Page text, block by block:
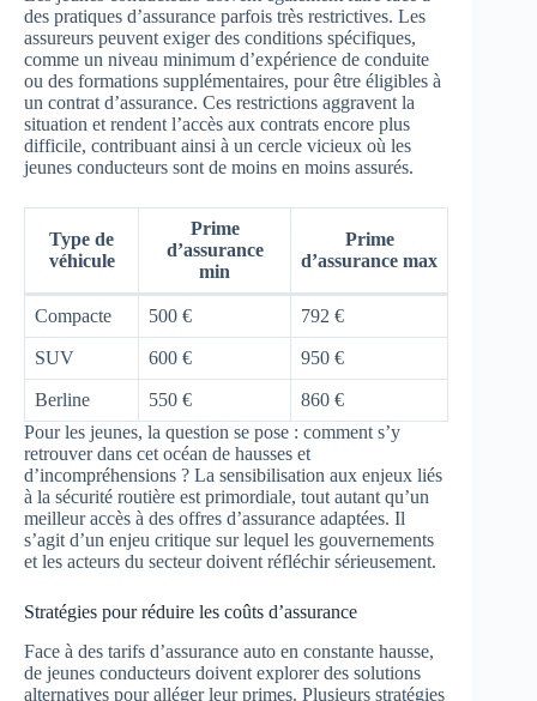
des pratiques d’assurance parfois très restrictives. Les
assureurs peuvent exiger des conditions spécifiques,
comme un niveau minimum d’expérience de conduite
ou des formations supplémentaires, pour être éligibles à
un contrat d’assurance. Ces restrictions aggravent la
situation et rendent l’accès aux contrats encore plus
difficile, contribuant ainsi à un cercle vicieux où les
jeunes conducteurs sont de moins en moins assurés.
Type de
véhicule
Prime
d’assurance
min
Prime
d’assurance max
Compacte 500 € 792 €
SUV 600 € 950 €
Berline 550 €
860 €
Pour les jeunes, la question se pose : comment s’y
retrouver dans cet océan de hausses et
d’incompréhensions ? La sensibilisation aux enjeux liés
à la sécurité routière est primordiale, tout autant qu’un
meilleur accès à des offres d’assurance adaptées. Il
s’agit d’un enjeu critique sur lequel les gouvernements
et les acteurs du secteur doivent réfléchir sérieusement.
Stratégies pour réduire les coûts d’assurance
Face à des tarifs d’assurance auto en constante hausse,
de jeunes conducteurs doivent explorer des solutions
alternatives pour alléger leur primes. Plusieurs stratégies